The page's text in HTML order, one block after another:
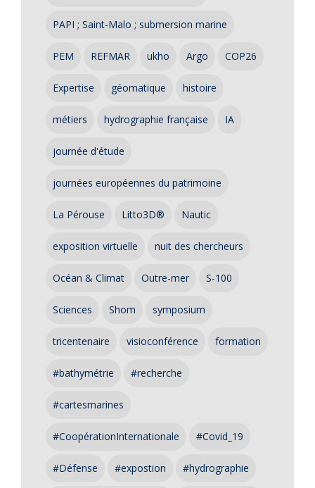
PAPI ; Saint-Malo ; submersion marine
PEM REFMAR ukho Argo COP26
Expertise géomatique histoire
métiers hydrographie française IA
journée d'étude
journées européennes du patrimoine
La Pérouse Litto3D® Nautic
exposition virtuelle nuit des chercheurs
Océan & Climat Outre-mer S-100
Sciences Shom symposium
tricentenaire visioconférence formation
#bathymétrie #recherche
#cartesmarines
#CoopérationInternationale #Covid_19
#Défense #expostion #hydrographie